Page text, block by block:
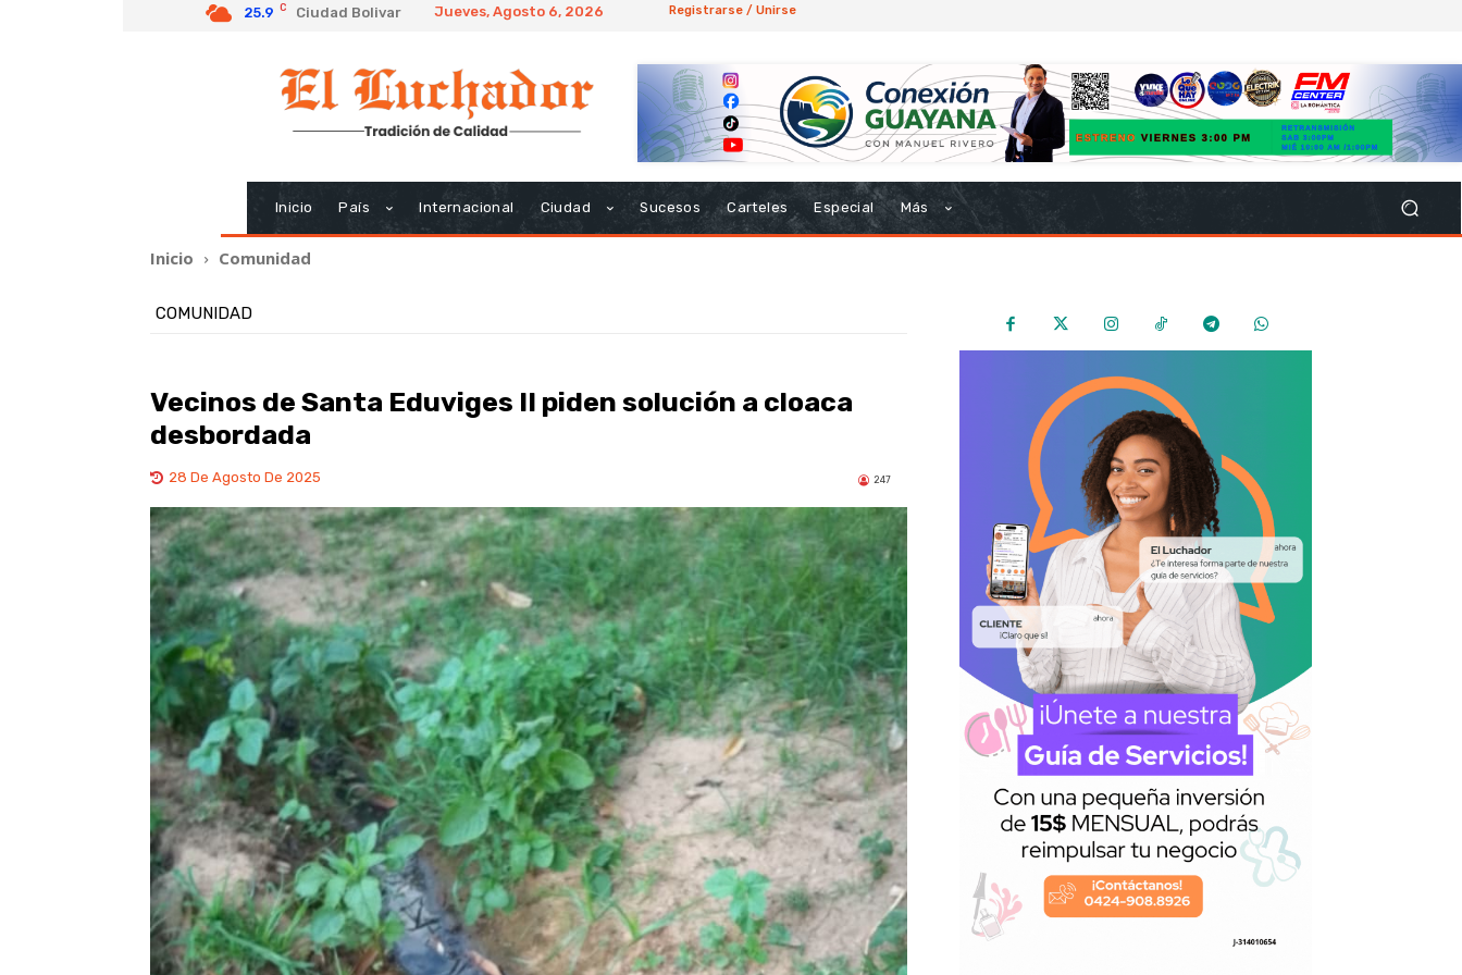
25.9 C Ciudad Bolivar Jueves, Agosto 6, 2026 Registrarse / Unirse
Inicio País Internacional Ciudad Sucesos Carteles Especial Más
Inicio Comunidad
COMUNIDAD
Vecinos de Santa Eduviges II piden solución a cloaca
desbordada
28 De Agosto De 2025 247